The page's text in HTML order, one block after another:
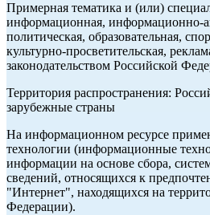
Примерная тематика и (или)
информационная, информационно-
политическая, образовательная,
культурно-просветительская,
законодательством Российской
Территория распространения:
зарубежные страны
На информационном ресурсе
технологии (информационные
информации на основе сбора,
сведений, относящихся к
"Интернет", находящихся на
Федерации).